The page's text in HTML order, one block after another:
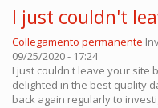
I just couldn't
Collegamento permanente
09/25/2020 - 17:24
I just couldn't leave your site
delighted in the best quality
back again regularly to